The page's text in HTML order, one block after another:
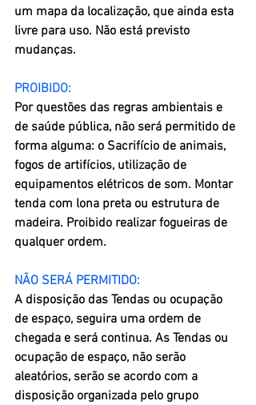
um mapa da localização, que ainda esta
livre para uso. Não está previsto
mudanças.​
PROIBIDO:
Por questões das regras ambientais e
de saúde pública, não será permitido de
forma alguma: o Sacrifício de animais,
fogos de artifícios, utilização de
equipamentos elétricos de som. Montar
tenda com lona preta ou estrutura de
madeira. Proibido realizar fogueiras de
qualquer ordem.
NÃO SERÁ PERMITIDO:
A disposição das Tendas ou ocupação
de espaço, seguira uma ordem de
chegada e será continua. As Tendas ou
ocupação de espaço, não serão
aleatórios, serão se acordo com a
disposição organizada pelo grupo